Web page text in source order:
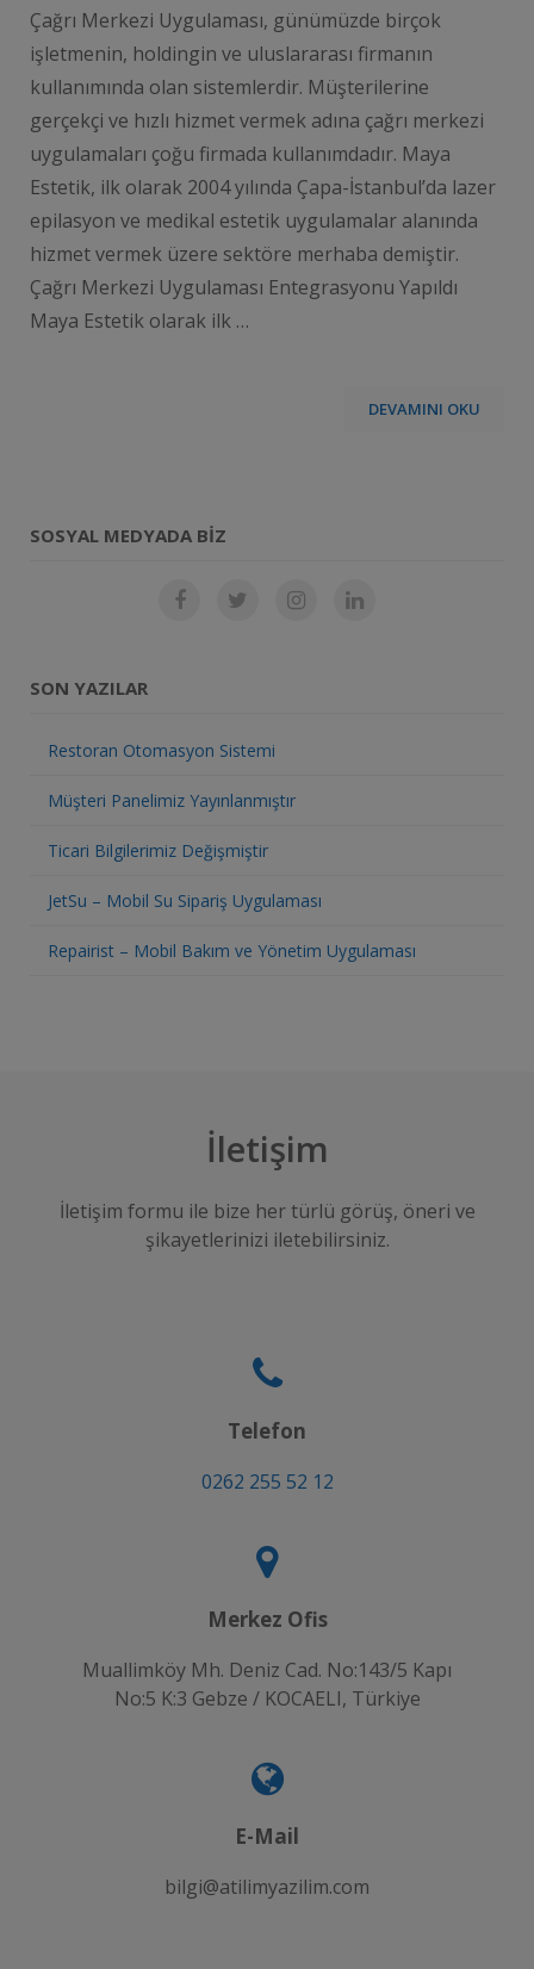
Çağrı Merkezi Uygulaması, günümüzde birçok
işletmenin, holdingin ve uluslararası firmanın
kullanımında olan sistemlerdir. Müşterilerine
gerçekçi ve hızlı hizmet vermek adına çağrı merkezi
uygulamaları çoğu firmada kullanımdadır. Maya
Estetik, ilk olarak 2004 yılında Çapa-İstanbul’da lazer
epilasyon ve medikal estetik uygulamalar alanında
hizmet vermek üzere sektöre merhaba demiştir.
Çağrı Merkezi Uygulaması Entegrasyonu Yapıldı
Maya Estetik olarak ilk …
DEVAMINI OKU
SOSYAL MEDYADA BIZ
SON YAZILAR
Restoran Otomasyon Sistemi
Müşteri Panelimiz Yayınlanmıştır
Ticari Bilgilerimiz Değişmiştir
JetSu – Mobil Su Sipariş Uygulaması
Repairist – Mobil Bakım ve Yönetim Uygulaması
İletişim
İletişim formu ile bize her türlü görüş, öneri ve
şikayetlerinizi iletebilirsiniz.
Telefon
0262 255 52 12
Merkez Ofis
Muallimköy Mh. Deniz Cad. No:143/5 Kapı
No:5 K:3 Gebze / KOCAELI, Türkiye
E-Mail
bilgi@atilimyazilim.com